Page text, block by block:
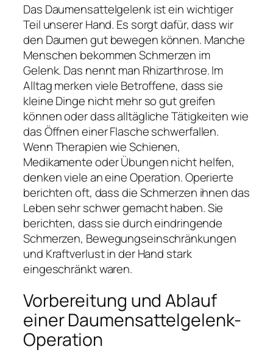
Das Daumensattelgelenk ist ein wichtiger
Teil unserer Hand. Es sorgt dafür, dass wir
den Daumen gut bewegen können. Manche
Menschen bekommen Schmerzen im
Gelenk. Das nennt man Rhizarthrose. Im
Alltag merken viele Betroffene, dass sie
kleine Dinge nicht mehr so gut greifen
können oder dass alltägliche Tätigkeiten wie
das Öffnen einer Flasche schwerfallen.
Wenn Therapien wie Schienen,
Medikamente oder Übungen nicht helfen,
denken viele an eine Operation. Operierte
berichten oft, dass die Schmerzen ihnen das
Leben sehr schwer gemacht haben. Sie
berichten, dass sie durch eindringende
Schmerzen, Bewegungseinschränkungen
und Kraftverlust in der Hand stark
eingeschränkt waren.
Vorbereitung und Ablauf
einer Daumensattelgelenk-
Operation